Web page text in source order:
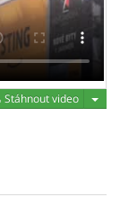
Stáhnout video